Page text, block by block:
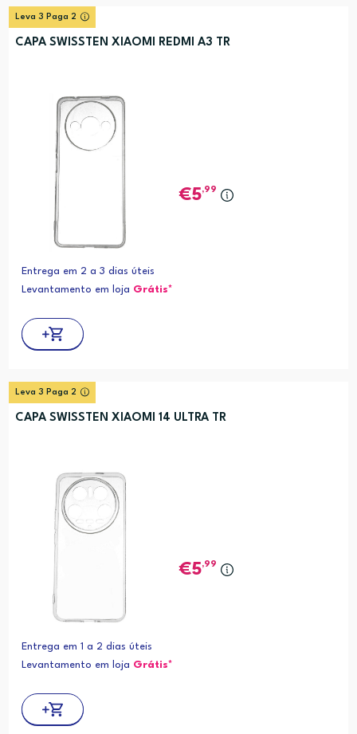
Leva 3 Paga 2
CAPA SWISSTEN XIAOMI REDMI A3 TR
5,99
Entrega em 2 a 3 dias úteis
Levantamento em loja Grátis*
Leva 3 Paga 2
CAPA SWISSTEN XIAOMI 14 ULTRA TR
5,99
Entrega em 1 a 2 dias úteis
Levantamento em loja Grátis*